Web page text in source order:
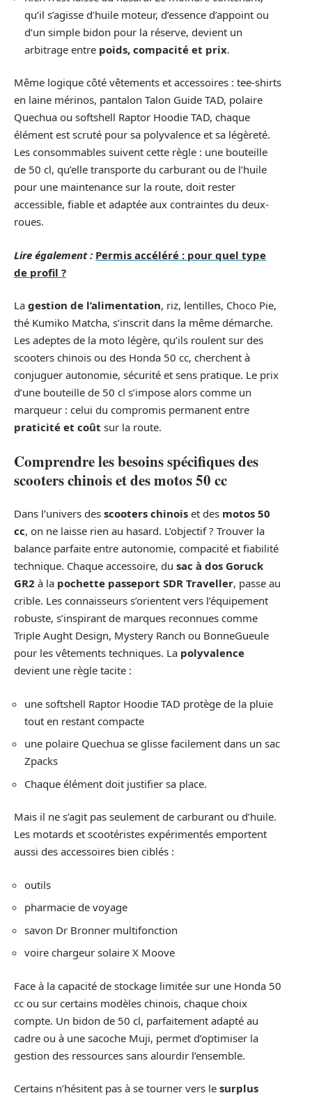
qu’il s’agisse d’huile moteur, d’essence d’appoint ou
d’un simple bidon pour la réserve, devient un
arbitrage entre poids, compacité et prix.
Même logique côté vêtements et accessoires : tee-shirts
en laine mérinos, pantalon Talon Guide TAD, polaire
Quechua ou softshell Raptor Hoodie TAD, chaque
élément est scruté pour sa polyvalence et sa légèreté.
Les consommables suivent cette règle : une bouteille
de 50 cl, qu’elle transporte du carburant ou de l’huile
pour une maintenance sur la route, doit rester
accessible, fiable et adaptée aux contraintes du deux-
roues.
Lire également : Permis accéléré : pour quel type
de profil ?
La gestion de l’alimentation, riz, lentilles, Choco Pie,
thé Kumiko Matcha, s’inscrit dans la même démarche.
Les adeptes de la moto légère, qu’ils roulent sur des
scooters chinois ou des Honda 50 cc, cherchent à
conjuguer autonomie, sécurité et sens pratique. Le prix
d’une bouteille de 50 cl s’impose alors comme un
marqueur : celui du compromis permanent entre
praticité et coût sur la route.
Comprendre les besoins spécifiques des
scooters chinois et des motos 50 cc
Dans l’univers des scooters chinois et des motos 50
cc, on ne laisse rien au hasard. L’objectif ? Trouver la
balance parfaite entre autonomie, compacité et fiabilité
technique. Chaque accessoire, du sac à dos Goruck
GR2 à la pochette passeport SDR Traveller, passe au
crible. Les connaisseurs s’orientent vers l’équipement
robuste, s’inspirant de marques reconnues comme
Triple Aught Design, Mystery Ranch ou BonneGueule
pour les vêtements techniques. La polyvalence
devient une règle tacite :
une softshell Raptor Hoodie TAD protège de la pluie
tout en restant compacte
une polaire Quechua se glisse facilement dans un sac
Zpacks
Chaque élément doit justifier sa place.
Mais il ne s’agit pas seulement de carburant ou d’huile.
Les motards et scootéristes expérimentés emportent
aussi des accessoires bien ciblés :
outils
pharmacie de voyage
savon Dr Bronner multifonction
voire chargeur solaire X Moove
Face à la capacité de stockage limitée sur une Honda 50
cc ou sur certains modèles chinois, chaque choix
compte. Un bidon de 50 cl, parfaitement adapté au
cadre ou à une sacoche Muji, permet d’optimiser la
gestion des ressources sans alourdir l’ensemble.
Certains n’hésitent pas à se tourner vers le surplus